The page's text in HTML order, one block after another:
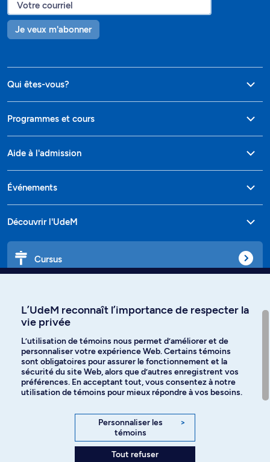
Je veux m'abonner
Qui êtes-vous?
Programmes et cours
Aide à l'admission
Événements
Découvrir l'UdeM
Cursus
Langues
Facebook Instagram
YouTube
L’UdeM reconnaît l’importance de respecter la
vie privée
L’utilisation de témoins nous permet d’améliorer et de
personnaliser votre expérience Web. Certains témoins
sont obligatoires pour assurer le fonctionnement et la
sécurité du site Web, alors que d’autres enregistrent vos
préférences. En acceptant tout, vous consentez à notre
utilisation de témoins pour mieux répondre à vos besoins.
Personnaliser les
témoins
>
Tout refuser